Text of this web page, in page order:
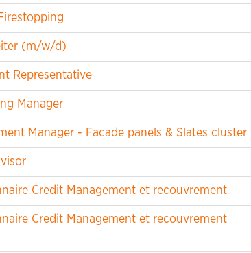
(m/w/d)
Representative
Manager
Manager - Facade panels & Slates cluster
Credit Management et recouvrement
Credit Management et recouvrement